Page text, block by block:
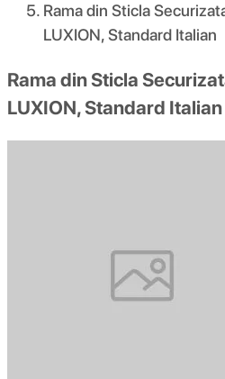
Rama din Sticla
LUXION, Standard Italian
Rama din Sticla
LUXION, Standard Italian